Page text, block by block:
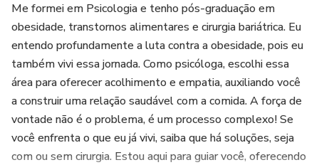
alimentares conscientes, explorando emoções e
transtornos alimentares. Destacaremos a importância da
rede de apoio, o papel vital dos familiares e estratégias
para lidar com a ansiedade, um desafio comum para quem
sofre com a obesidade.
Serão 60 dias de acompanhamento, com 8 encontros on-
line e ao vivo e via grupo no WhatsApp.
Me formei em Psicologia e tenho pós-graduação em
obesidade, transtornos alimentares e cirurgia bariátrica. Eu
entendo profundamente a luta contra a obesidade, pois eu
também vivi essa jornada. Como psicóloga, escolhi essa
área para oferecer acolhimento e empatia, auxiliando você
a construir uma relação saudável com a comida. A força de
vontade não é o problema, é um processo complexo! Se
você enfrenta o que eu já vivi, saiba que há soluções, seja
com ou sem cirurgia. Estou aqui para guiar você, oferecendo